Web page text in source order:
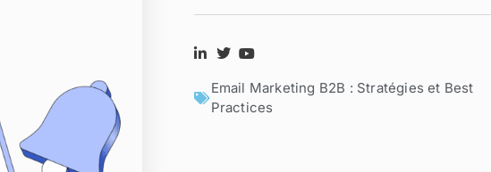
Email Marketing B2B : Stratégies et Best
Practices